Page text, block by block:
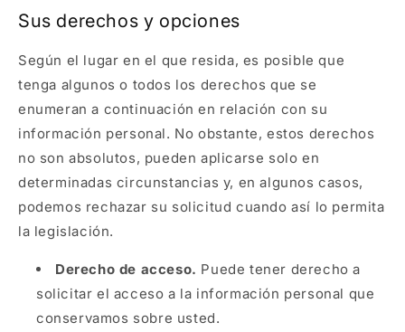
Sus derechos y opciones
Según el lugar en el que resida, es posible que
tenga algunos o todos los derechos que se
enumeran a continuación en relación con su
información personal. No obstante, estos derechos
no son absolutos, pueden aplicarse solo en
determinadas circunstancias y, en algunos casos,
podemos rechazar su solicitud cuando así lo permita
la legislación.
Derecho de acceso. Puede tener derecho a
solicitar el acceso a la información personal que
conservamos sobre usted.